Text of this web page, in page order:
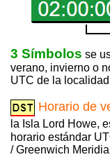
3 Símbolos se
verano, invierno o
UTC de la
Horario de
la Isla Lord Howe,
horario estándar
/ Greenwich